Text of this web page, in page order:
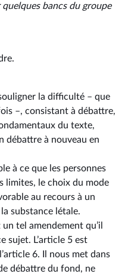
bancs du groupe
la difficulté –⁠ que
–, consistant à débattre,
du texte,
débattre à nouveau en
à ce que les personnes
limites, le choix du mode
au recours à un
substance létale.
tel amendement qu’il
sujet. L’article 5 est
6. Il nous met dans
débattre du fond, ne